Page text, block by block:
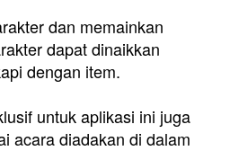
dan memainkan
dapat dinaikkan
dengan item.
untuk aplikasi ini juga
acara diadakan di dalam